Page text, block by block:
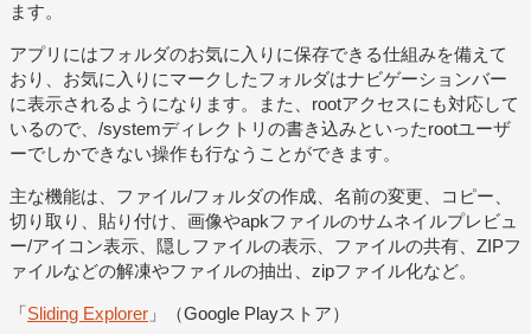
ます。
アプリにはフォルダのお気に入りに保存できる仕組みを備えて
おり、お気に入りにマークしたフォルダはナビゲーションバー
に表示されるようになります。また、rootアクセスにも対応して
いるので、/systemディレクトリの書き込みといったrootユーザ
ーでしかできない操作も行なうことができます。
主な機能は、ファイル/フォルダの作成、名前の変更、コピー、
切り取り、貼り付け、画像やapkファイルのサムネイルプレビュ
ー/アイコン表示、隠しファイルの表示、ファイルの共有、ZIPフ
ァイルなどの解凍やファイルの抽出、zipファイル化など。
「Sliding Explorer 」（Google Playストア）